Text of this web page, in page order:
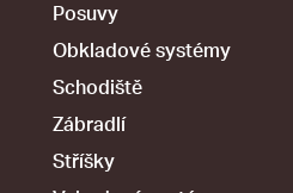
Posuvy
Obkladové systémy
Schodiště
Zábradlí
Stříšky